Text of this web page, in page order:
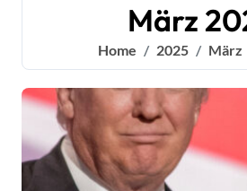
März
Home 2025 März